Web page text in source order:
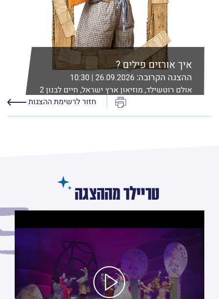
איך אורזים פילים ?
ההצגה הקרובה: 26.09.2026 | 10:30
אולם רוטשילד, מוזיאון ארץ ישראל, חיים לבנון 2
לפרטים נוספים ורכישה
חזור לרשימת ההצגות
טריילר מההצגה